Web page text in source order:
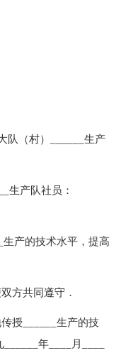
（村）______生产
生产队社员：
产的技术水平，提高
方共同遵守．
授______生产的技
年____月____